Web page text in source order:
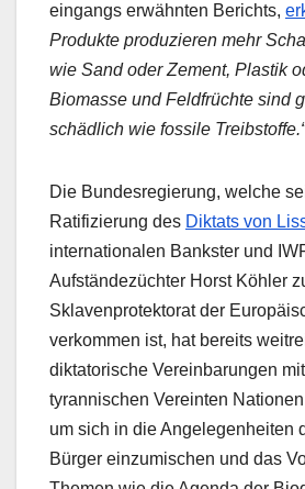
eingangs erwähnten Berichts,
Produkte produzieren mehr
wie Sand oder Zement, Plastik
Biomasse und Feldfrüchte sind
schädlich wie fossile Treibstoffe.“
Die Bundesregierung, welche
Ratifizierung des Diktats von
internationalen Bankster und
Aufständezüchter Horst Köhler
Sklavenprotektorat der
verkommen ist, hat bereits
diktatorische Vereinbarungen
tyrannischen Vereinten
um sich in die Angelegenheiten
Bürger einzumischen und das